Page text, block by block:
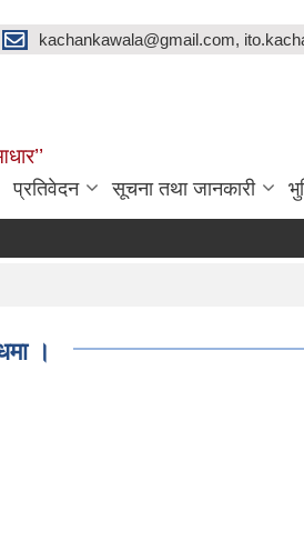
kachankawala@gmail.com,
प्रतिवेदन सूचना तथा जानकारी
।